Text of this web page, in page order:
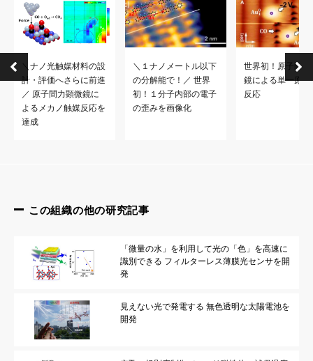
＼ナノ光触媒材料の設
計・評価へさらに前進
／ 原子間力顕微鏡に
よるメカノ触媒反応を
達成
＼１ナノメートル以下
の分解能で！／ 世界
初！１分子内部の電子
の歪みを画像化
世界初！原子間力
鏡による単一原子
反応
この組織の他の研究記事
「微量の水」を利用して光の「色」を高速に
識別できる フィルターレス薄膜光センサを開
発
見えない光で発電する 無色透明な太陽電池を
開発